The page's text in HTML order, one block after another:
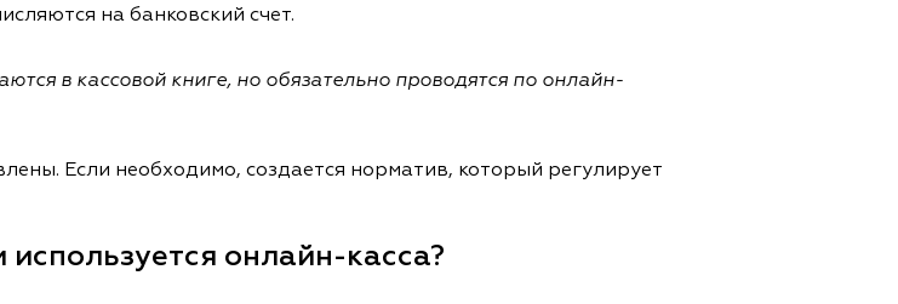
на банковский счет.
в кассовой книге, но обязательно проводятся по онлайн-
Если необходимо, создается норматив, который регулирует
онлайн-касса?